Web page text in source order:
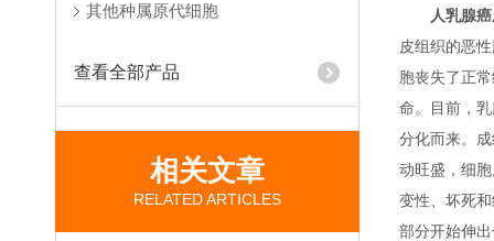
其他种属原代细胞
查看全部产品
相关文章
RELATED ARTICLES
人乳腺
皮组织的恶
胞丧失了正
命。目前，
分化而来。
动旺盛，细
变性、坏死
部分开始伸